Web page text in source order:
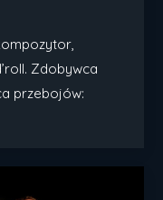
Zdobywca
przebojów: